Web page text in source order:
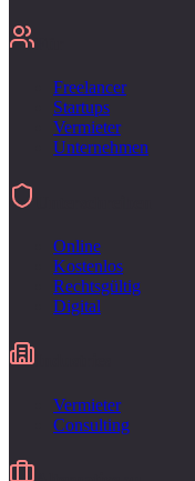
Freelancer
Startups
Vermieter
Unternehmen
Online
Kostenlos
Rechtsgültig
Digital
Vermieter
Consulting